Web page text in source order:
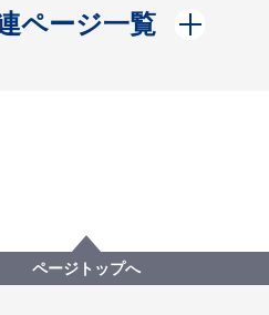
ページ一覧
開く
ページトップへ